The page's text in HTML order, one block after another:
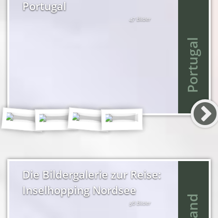
Portugal
47 Bilder
Portugal
Die Bildergalerie zur Reise:
Inselhopping Nordsee
56 Bilder